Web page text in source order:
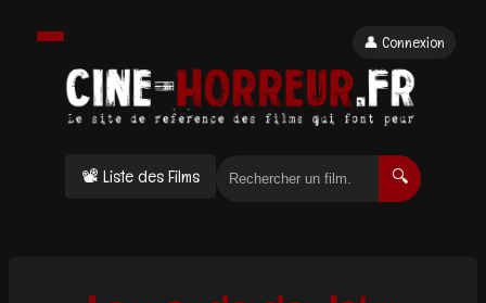
📽 Liste des Films 🔍
👤 Connexion